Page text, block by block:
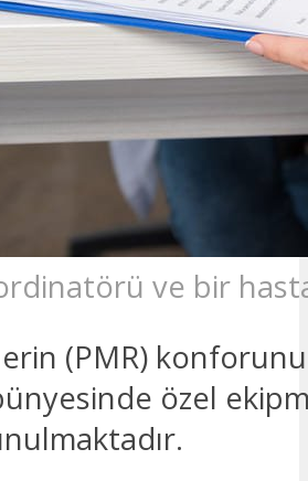
ve bir
(PMR)
özel